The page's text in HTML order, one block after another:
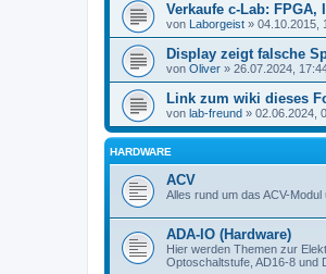
Verkaufe c-Lab: FPGA,
von Laborgeist » 04.10.2015,
Display zeigt falsche
von Oliver » 26.07.2024,
Link zum wiki dieses
von lab-freund » 02.06.2024,
HARDWARE
ACV
Alles rund um das ACV-
ADA-IO (Hardware)
Hier werden Themen zur
Optoschaltstufe, AD16-8 und